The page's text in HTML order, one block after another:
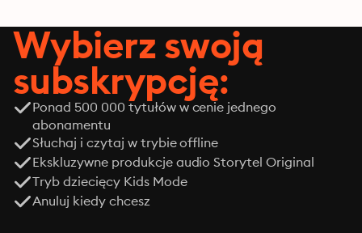
Wybierz swoją
subskrypcję:
Ponad 500 000 tytułów w cenie jednego
abonamentu
Słuchaj i czytaj w trybie offline
Ekskluzywne produkcje audio Storytel Original
Tryb dziecięcy Kids Mode
Anuluj kiedy chcesz